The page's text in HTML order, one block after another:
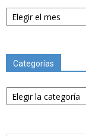
Archivos
Categorías
Categorías